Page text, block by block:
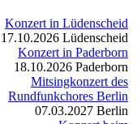
Konzert in Lüdenscheid
17.10.2026 Lüdenscheid
Konzert in Paderborn
18.10.2026 Paderborn
Mitsingkonzert des
Rundfunkchores Berlin
07.03.2027 Berlin